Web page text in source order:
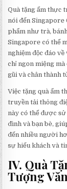
Quà tặng ẩm thực
nói đến Singapore
phẩm như trà,
Singapore có thể
nghiệm độc đáo
chỉ ngon miệng
gũi và chân thành
Việc tặng quà ẩm
truyền tải thông
này có thể được
đình và bạn bè,
đến nhiều người
sự hiếu khách và
IV. Quà
Tượng